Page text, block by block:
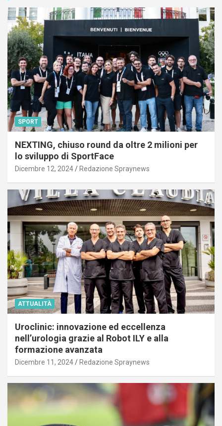
SPORT
NEXTING, chiuso round da oltre 2 milioni per
lo sviluppo di SportFace
Dicembre 12, 2024 Redazione Spraynews
ATTUALITÀ
Uroclinic: innovazione ed eccellenza
nell’urologia grazie al Robot ILY e alla
formazione avanzata
Dicembre 11, 2024 Redazione Spraynews